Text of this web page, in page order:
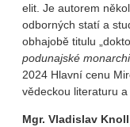
elit. Je autorem
odborných statí a
obhajobě titulu
podunajské
2024 Hlavní cenu
vědeckou literaturu a
Mgr. Vladislav